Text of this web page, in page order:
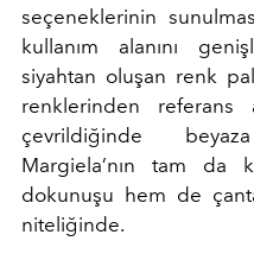
seçeneklerinin
kullanım alanını
siyahtan oluşan renk
renklerinden referans
çevrildiğinde
Margiela’nın tam da
dokunuşu hem de
niteliğinde.